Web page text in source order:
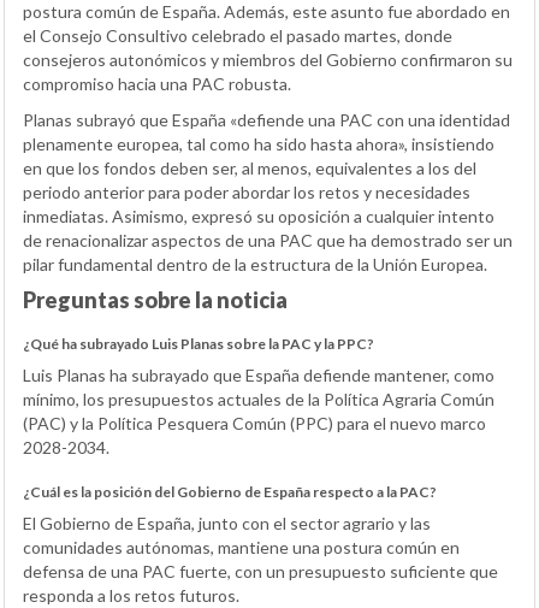
postura común de España. Además, este asunto fue abordado en
el Consejo Consultivo celebrado el pasado martes, donde
consejeros autonómicos y miembros del Gobierno confirmaron su
compromiso hacia una PAC robusta.
Planas subrayó que España «defiende una PAC con una identidad
plenamente europea, tal como ha sido hasta ahora», insistiendo
en que los fondos deben ser, al menos, equivalentes a los del
periodo anterior para poder abordar los retos y necesidades
inmediatas. Asimismo, expresó su oposición a cualquier intento
de renacionalizar aspectos de una PAC que ha demostrado ser un
pilar fundamental dentro de la estructura de la Unión Europea.
Preguntas sobre la noticia
¿Qué ha subrayado Luis Planas sobre la PAC y la PPC?
Luis Planas ha subrayado que España defiende mantener, como
mínimo, los presupuestos actuales de la Política Agraria Común
(PAC) y la Política Pesquera Común (PPC) para el nuevo marco
2028-2034.
¿Cuál es la posición del Gobierno de España respecto a la PAC?
El Gobierno de España, junto con el sector agrario y las
comunidades autónomas, mantiene una postura común en
defensa de una PAC fuerte, con un presupuesto suficiente que
responda a los retos futuros.